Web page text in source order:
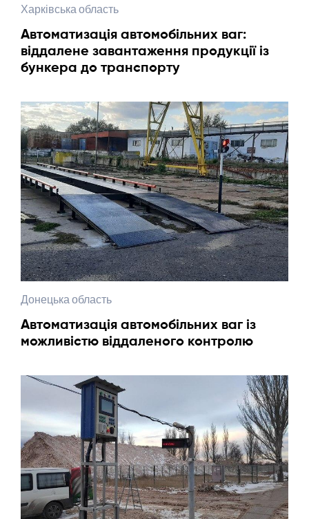
Харківська область
Автоматизація автомобільних ваг:
віддалене завантаження продукції із
бункера до транспорту
Донецька область
Автоматизація автомобільних ваг із
можливістю віддаленого контролю